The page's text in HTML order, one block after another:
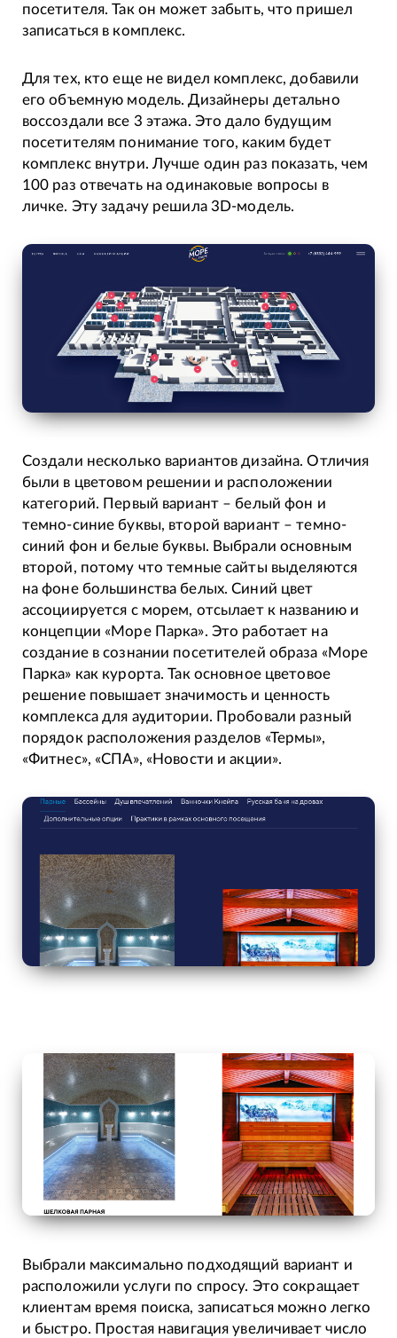
посетителя. Так он может забыть, что пришел
записаться в комплекс.
Для тех, кто еще не видел комплекс, добавили
его объемную модель. Дизайнеры детально
воссоздали все 3 этажа. Это дало будущим
посетителям понимание того, каким будет
комплекс внутри. Лучше один раз показать, чем
100 раз отвечать на одинаковые вопросы в
личке. Эту задачу решила 3D-модель.
Создали несколько вариантов дизайна. Отличия
были в цветовом решении и расположении
категорий. Первый вариант – белый фон и
темно-синие буквы, второй вариант – темно-
синий фон и белые буквы. Выбрали основным
второй, потому что темные сайты выделяются
на фоне большинства белых. Синий цвет
ассоциируется с морем, отсылает к названию и
концепции «Море Парка». Это работает на
создание в сознании посетителей образа «Море
Парка» как курорта. Так основное цветовое
решение повышает значимость и ценность
комплекса для аудитории. Пробовали разный
порядок расположения разделов «Термы»,
«Фитнес», «СПА», «Новости и акции».
Выбрали максимально подходящий вариант и
расположили услуги по спросу. Это сокращает
клиентам время поиска, записаться можно легко
и быстро. Простая навигация увеличивает число